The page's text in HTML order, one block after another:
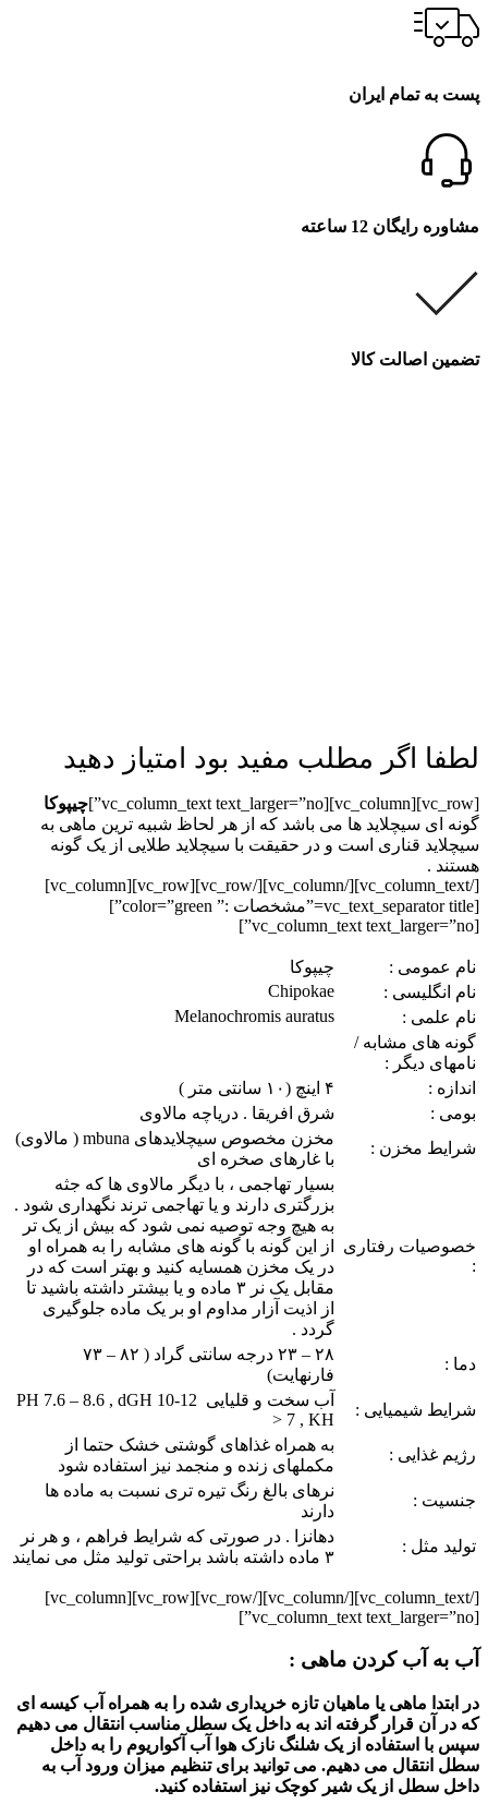
پست به تمام ایران
مشاوره رایگان 12 ساعته
تضمین اصالت کالا
لطفا اگر مطلب مفید بود امتیاز دهید
[vc_row][vc_column][vc_column_text text_larger=”no”]
چیپوکا
گونه ای سیچلاید ها می باشد که از هر لحاظ شبیه ترین ماهی به
سیچلاید قناری است و در حقیقت با سیچلاید طلایی از یک گونه
هستند .
[/vc_column_text][/vc_column][/vc_row][vc_row][vc_column]
[vc_text_separator title=”مشخصات :” color=”green”]
[vc_column_text text_larger=”no”]
نام عمومی :
چیپوکا
نام انگلیسی :
Chipokae
نام علمی :
Melanochromis auratus
گونه های مشابه /
نامهای دیگر :
اندازه :
۴ اینچ (۱۰ سانتی متر )
بومی :
شرق افريقا . دریاچه مالاوی
شرایط مخزن :
مخزن مخصوص سیچلایدهای mbuna ( مالاوی)
با غارهای صخره ای
خصوصیات رفتاری
:
بسیار تهاجمی ، با دیگر مالاوی ها که جثه
بزرگتری دارند و یا تهاجمی ترند نگهداری شود .
به هیچ وجه توصیه نمی شود که بیش از یک تر
از این گونه با گونه های مشابه را به همراه او
در یک مخزن همسایه کنید و بهتر است که در
مقابل یک نر ۳ ماده و یا بیشتر داشته باشید تا
از اذیت آزار مداوم او بر یک ماده جلوگیری
گردد .
دما :
۲۸ – ۲۳ درجه سانتی گراد ( ۸۲ – ۷۳
فارنهایت)
شرایط شیمیایی :
آب سخت و قلیایی 12-10 PH 7.6 – 8.6 , dGH
> 7 , KH
رژیم غذایی :
به همراه غذاهای گوشتی خشک حتما از
مکملهای زنده و منجمد نیز استفاده شود
جنسیت :
نرهای بالغ رنگ تیره تری نسبت به ماده ها
دارند
تولید مثل :
دهانزا . در صورتی که شرایط فراهم ، و هر نر
۳ ماده داشته باشد براحتی تولید مثل می نمایند
[/vc_column_text][/vc_column][/vc_row][vc_row][vc_column]
[vc_column_text text_larger=”no”]
آب به آب کردن ماهی :
در ابتدا ماهی یا ماهیان تازه خریداری شده را به همراه آب کیسه ای
که در آن قرار گرفته اند به داخل یک سطل مناسب انتقال می دهیم
سپس با استفاده از یک شلنگ نازک هوا آب آکواریوم را به داخل
سطل انتقال می دهیم. می توانید برای تنظیم میزان ورود آب به
داخل سطل از یک شیر کوچک نیز استفاده کنید.